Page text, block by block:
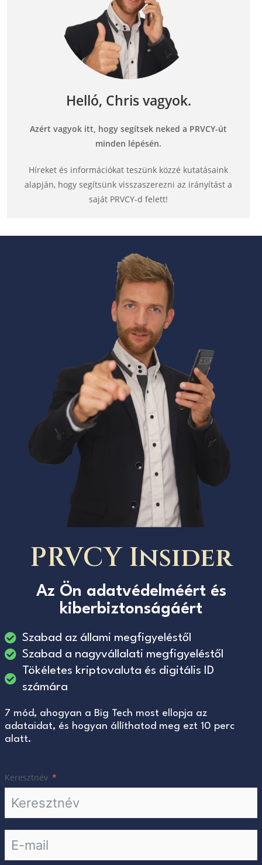
Helló, Chris vagyok.
Azért vagyok itt, hogy segítsek neked a PRVCY-út
minden lépésén.
Híreket és információkat teszünk közzé kutatásaink
alapján, hogy segítsünk visszaszerezni az irányítást a
saját PRVCY-d felett!
PRVCY Insider
Az Ön adatvédelméért és
kiberbiztonságáért
Szabad az állami megfigyeléstől
Szabad a nagyvállalati megfigyeléstől
Tökéletes kriptovaluta és digitális ID
számára
7 mód, ahogyan a Big Tech most ellopja az
adataidat, és hogyan állíthatod meg ezt 10 perc
alatt.
Keresztnév